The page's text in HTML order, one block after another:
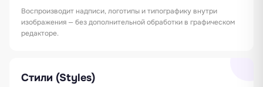
Воспроизводит надписи, логотипы и типографику внутри
изображения — без дополнительной обработки в графическом
редакторе.
Стили (Styles)